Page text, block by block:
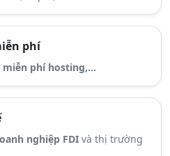
phí
miễn phí hosting,...
nghiệp FDI và thị trường